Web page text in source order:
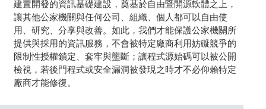
建置開發的資訊基礎建設，奠基於自由暨開源軟體之上，
讓其他公家機關與任何公司、組織、個人都可以自由使
用、研究、分享與改善。如此，我們才能保護公家機關所
提供與採用的資訊服務，不會被特定廠商利用妨礙競爭的
限制性授權鎖定、套牢與壟斷；讓程式源始碼可以被公開
檢視，若後門程式或安全漏洞被發現之時才不必仰賴特定
廠商才能修復。